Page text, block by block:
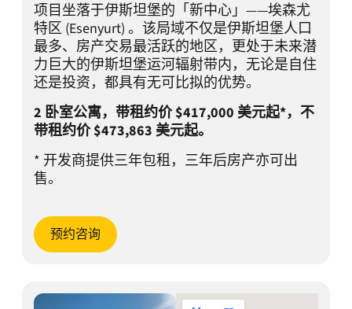
项目坐落于伊斯坦堡的「新中心」——埃森尤
特区 (Esenyurt) 。该局域不仅是伊斯坦堡人口
最多、房产交易最活跃的地区，更处于未来潜
力巨大的伊斯坦堡运河辐射带内，无论是自住
还是投资，都具有无可比拟的优势。
2 卧室公寓，带租约价 $417,000 美元起*，不
带租约价 $473,863 美元起。
* 开发商提供三年包租，三年后房产亦可出
售。
预约咨询